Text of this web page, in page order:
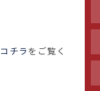
コチラ をご覧く